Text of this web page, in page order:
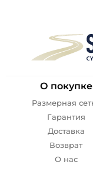
О покупке
Размерная
Гарантия
Доставка
Возврат
О нас